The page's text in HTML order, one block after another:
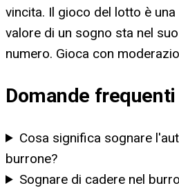
vincita. Il gioco del lotto è
valore di un sogno sta nel
numero. Gioca con
Domande frequenti
Cosa significa sognare
burrone?
Sognare di cadere nel